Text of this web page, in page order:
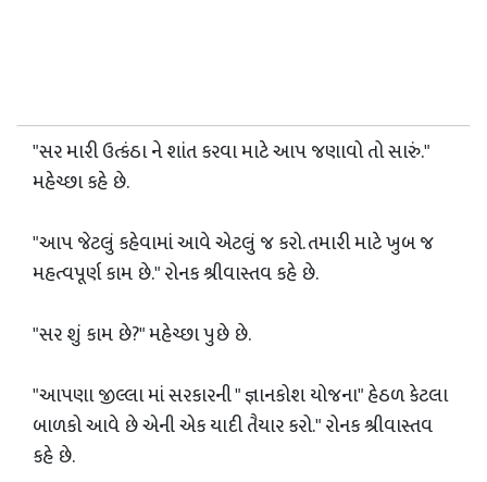
"સર મારી ઉત્કંઠા ને શાંત કરવા માટે આપ જણાવો તો સારું."
મહેચ્છા કહે છે.
"આપ જેટલું કહેવામાં આવે એટલું જ કરો. તમારી માટે ખુબ જ
મહત્વપૂર્ણ કામ છે." રોનક શ્રીવાસ્તવ કહે છે.
"સર શું કામ છે?" મહેચ્છા પુછે છે.
"આપણા જીલ્લા માં ‌સરકારની " જ્ઞાનકોશ યોજના" હેઠળ કેટલા
બાળકો આવે છે એની એક યાદી તૈયાર કરો." રોનક શ્રીવાસ્તવ
કહે છે.